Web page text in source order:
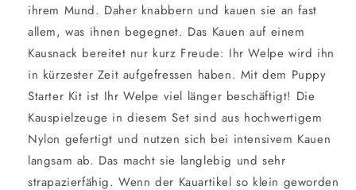
ihrem Mund. Daher knabbern und kauen sie an fast
allem, was ihnen begegnet. Das Kauen auf einem
Kausnack bereitet nur kurz Freude: Ihr Welpe wird ihn
in kürzester Zeit aufgefressen haben. Mit dem Puppy
Starter Kit ist Ihr Welpe viel länger beschäftigt! Die
Kauspielzeuge in diesem Set sind aus hochwertigem
Nylon gefertigt und nutzen sich bei intensivem Kauen
langsam ab. Das macht sie langlebig und sehr
strapazierfähig. Wenn der Kauartikel so klein geworden